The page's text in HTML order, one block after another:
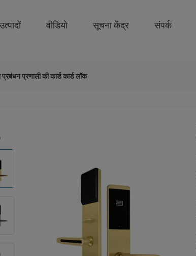
उत्पादों वीडियो सूचना केंद्र संपर्क
प्रणाली की कार्ड कार्ड लॉक